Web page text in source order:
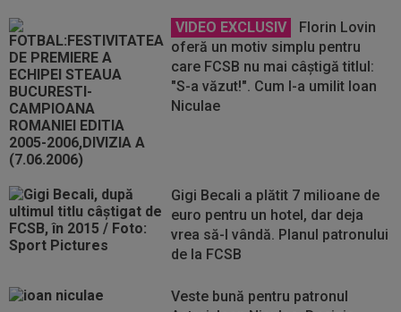
VIDEO EXCLUSIV
Florin Lovin
oferă un motiv simplu pentru
care FCSB nu mai câștigă titlul:
"S-a văzut!". Cum l-a umilit Ioan
Niculae
Gigi Becali a plătit 7 milioane de
euro pentru un hotel, dar deja
vrea să-l vândă. Planul patronului
de la FCSB
Veste bună pentru patronul